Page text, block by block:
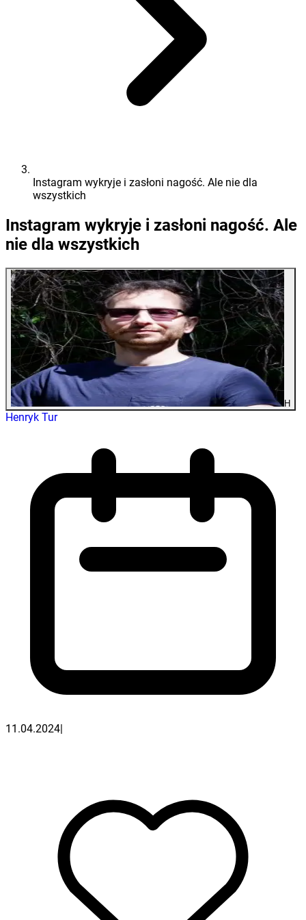
Instagram wykryje i zasłoni nagość. Ale nie dla
wszystkich
Instagram wykryje i zasłoni nagość. Ale
nie dla wszystkich
H
Henryk Tur
11.04.2024|